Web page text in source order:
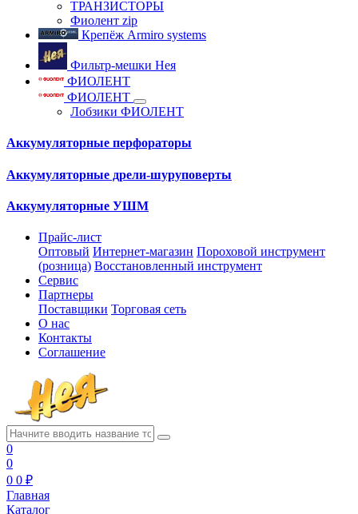
ТРАНЗИСТОРЫ
Фиолент zip
Крепёж Armiro systems
Фильтр-мешки Нея
ФИОЛЕНТ
ФИОЛЕНТ
Лобзики ФИОЛЕНТ
Аккумуляторные перфораторы
Аккумуляторные дрели-шуруповерты
Аккумуляторные УШМ
Прайс-лист
Оптовый Интернет-магазин Пороховой инструмент
(розница) Восстановленный инструмент
Сервис
Партнеры
Поставщики Торговая сеть
О нас
Контакты
Соглашение
0
0
0 0 ₽
Главная
Каталог